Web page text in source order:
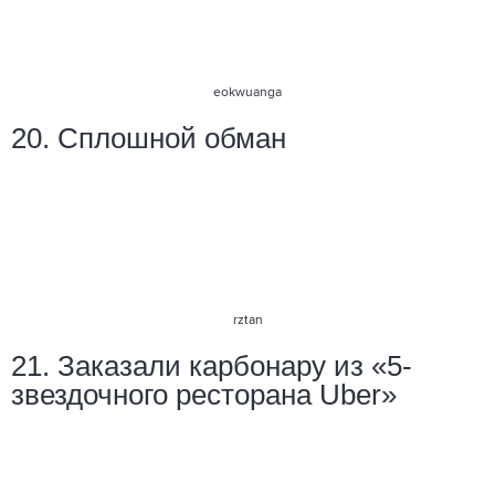
eokwuanga
20. Сплошной обман
rztan
21. Заказали карбонару из «5-
звездочного ресторана Uber»